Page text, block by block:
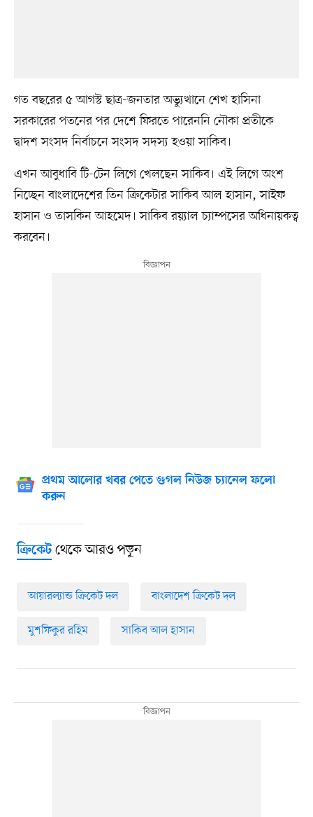
গত বছরের ৫ আগস্ট ছাত্র-জনতার অভ্যুত্থানে শেখ হাসিনা
সরকারের পতনের পর দেশে ফিরতে পারেননি নৌকা প্রতীকে
দ্বাদশ সংসদ নির্বাচনে সংসদ সদস্য হওয়া সাকিব।
এখন আবুধাবি টি-টেন লিগে খেলছেন সাকিব। এই লিগে অংশ
নিচ্ছেন বাংলাদেশের তিন ক্রিকেটার সাকিব আল হাসান, সাইফ
হাসান ও তাসকিন আহমেদ। সাকিব রয়্যাল চ্যাম্পসের অধিনায়কত্ব
করবেন।
প্রথম আলোর খবর পেতে গুগল নিউজ চ্যানেল ফলো
করুন
ক্রিকেটথেকে আরও পড়ুন
আয়ারল্যান্ড ক্রিকেট দল বাংলাদেশ ক্রিকেট দল
মুশফিকুর রহিম সাকিব আল হাসান